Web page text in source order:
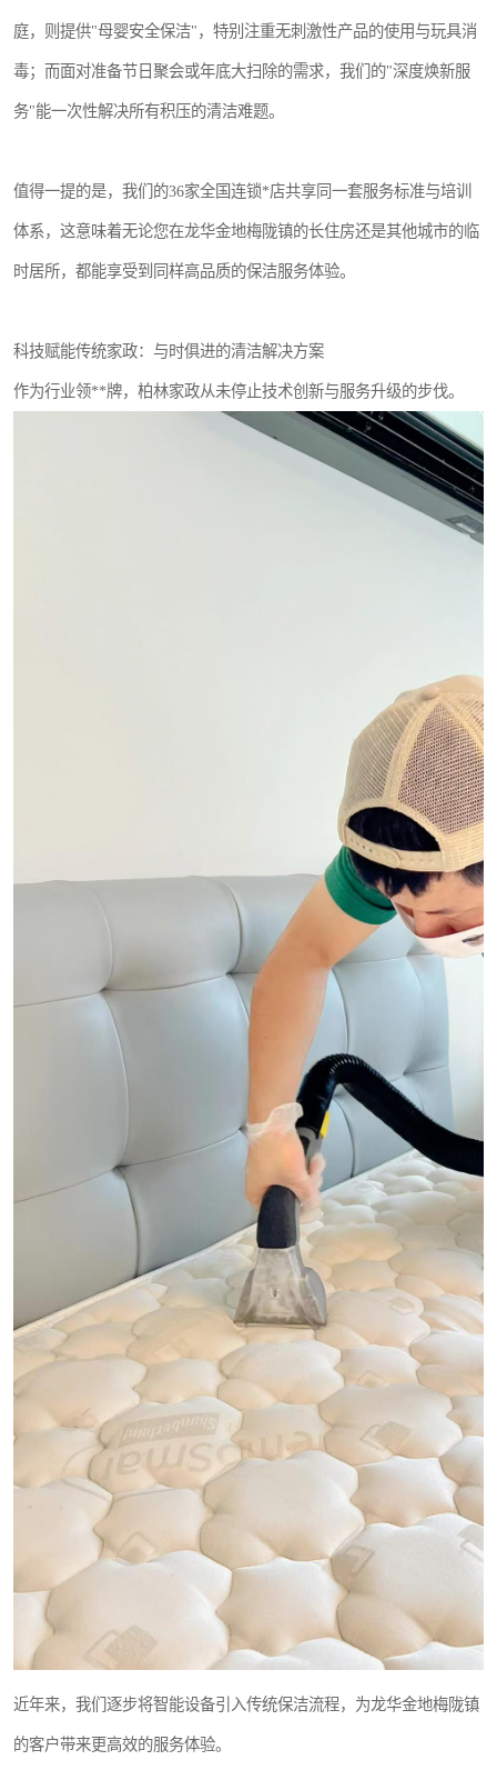
庭，则提供"母婴安全保洁"，特别注重无刺激性产品的使用与玩具消
毒；而面对准备节日聚会或年底大扫除的需求，我们的"深度焕新服
务"能一次性解决所有积压的清洁难题。
值得一提的是，我们的36家全国连锁*店共享同一套服务标准与培训
体系，这意味着无论您在龙华金地梅陇镇的长住房还是其他城市的临
时居所，都能享受到同样高品质的保洁服务体验。
科技赋能传统家政：与时俱进的清洁解决方案
作为行业领**牌，柏林家政从未停止技术创新与服务升级的步伐。
近年来，我们逐步将智能设备引入传统保洁流程，为龙华金地梅陇镇
的客户带来更高效的服务体验。